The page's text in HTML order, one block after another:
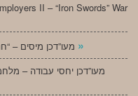
II – “Iron Swords” War
»
מעו”דכן יחסי עבודה –